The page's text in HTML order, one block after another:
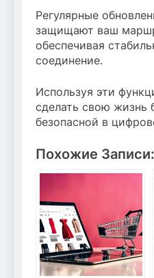
Регулярные
защищают ваш
обеспечивая
соединение.
Используя эти
сделать свою жизнь
безопасной в
Похожие Записи: